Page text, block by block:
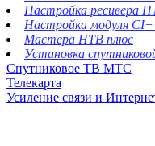
Настройка ресивера
Настройка модуля
Мастера НТВ плюс
Установка
Спутниковое ТВ МТС
Телекарта
Усиление связи и